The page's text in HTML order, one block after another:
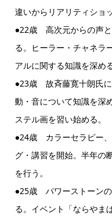
違いからリアリティショ
●22歳 高次元からの声
る。ヒーラー・チャネラ
アルに関する知識を深め
●23歳 故斉藤寛十朗氏
動・音について知識を深
ステル画を習い始める。
●24歳 カラーセラピー
グ・講習を開始。半年の
を行う。
●25歳 パワーストーン
る。イベント「ならやま